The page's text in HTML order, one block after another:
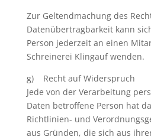
Zur Geltendmachung des
Datenübertragbarkeit kann
Person jederzeit an einen
Schreinerei Klingauf wenden.
g) Recht auf Widerspruch
Jede von der Verarbeitung
Daten betroffene Person hat
Richtlinien- und
aus Gründen, die sich aus